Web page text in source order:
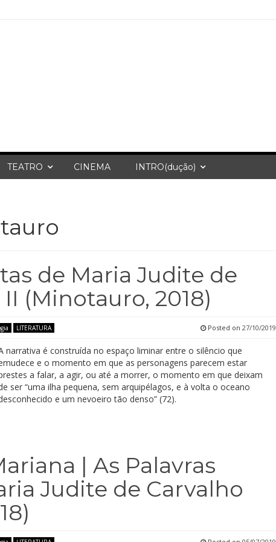
TEATRO CINEMA INTRO(dução)
de Maria Judite de
(Minotauro, 2018)
LITERATURA Posted on 27/10/2019
narrativa é construída no espaço liminar entre o silêncio que
e o momento em que as personagens parecem estar
a falar, a agir, ou até a morrer, o momento em que deixam
ser “uma ilha pequena, sem arquipélagos, e à volta o oceano
e um nevoeiro tão denso” (72).
| As Palavras
Judite de Carvalho